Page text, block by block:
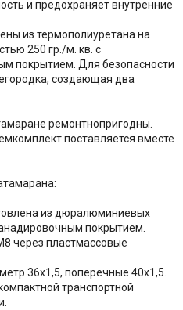
и предохраняет внутренние
из термополиуретана на
250 гр./м. кв. с
покрытием. Для безопасности
создающая два
ремонтнопригодны.
поставляется вместе
из дюралюминиевых
покрытием.
через пластмассовые
36х1,5, поперечные 40х1,5.
транспортной